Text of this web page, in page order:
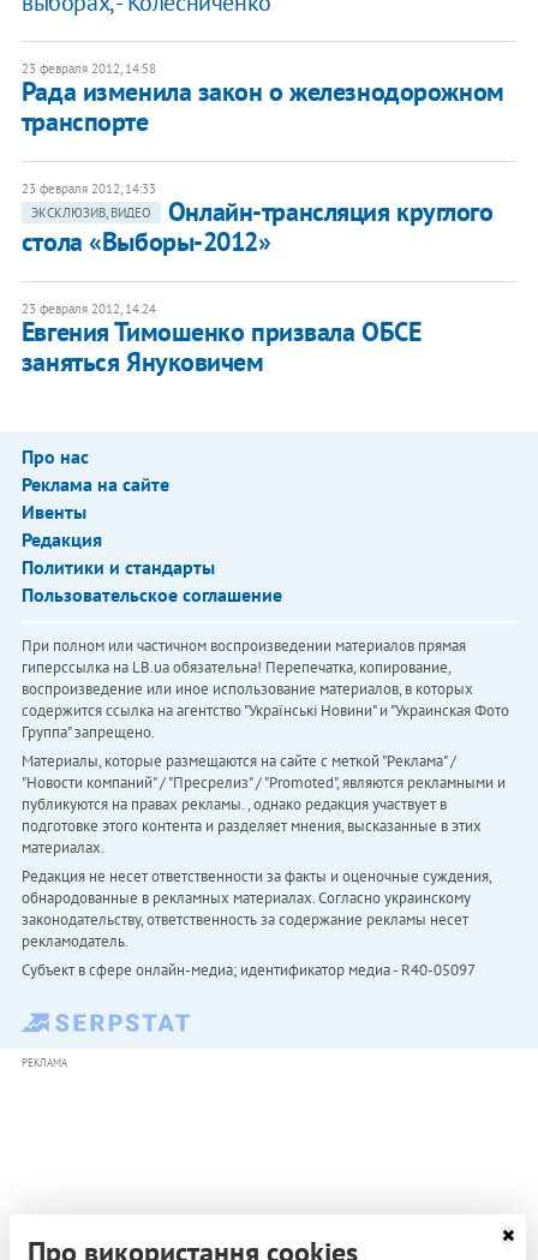
23 февраля 2012, 14:58
Рада изменила закон о железнодорожном
транспорте
23 февраля 2012, 14:33
ЭКСКЛЮЗИВ, ВИДЕО
Онлайн-трансляция круглого
стола «Выборы-2012»
23 февраля 2012, 14:24
​Евгения Тимошенко призвала ОБСЕ
заняться Януковичем
Про нас
Реклама на сайте
Ивенты
Редакция
Политики и стандарты
Пользовательское соглашение
При полном или частичном воспроизведении материалов прямая
гиперссылка на LB.ua обязательна! Перепечатка, копирование,
воспроизведение или иное использование материалов, в которых
содержится ссылка на агентство "Українськi Новини" и "Украинская Фото
Группа" запрещено.
Материалы, которые размещаются на сайте с меткой "Реклама" /
"Новости компаний" / "Пресрелиз" / "Promoted", являются рекламными и
публикуются на правах рекламы. , однако редакция участвует в
подготовке этого контента и разделяет мнения, высказанные в этих
материалах.
Редакция не несет ответственности за факты и оценочные суждения,
обнародованные в рекламных материалах. Согласно украинскому
законодательству, ответственность за содержание рекламы несет
рекламодатель.
Субъект в сфере онлайн-медиа; идентификатор медиа - R40-05097
РЕКЛАМА
Про використання cookies